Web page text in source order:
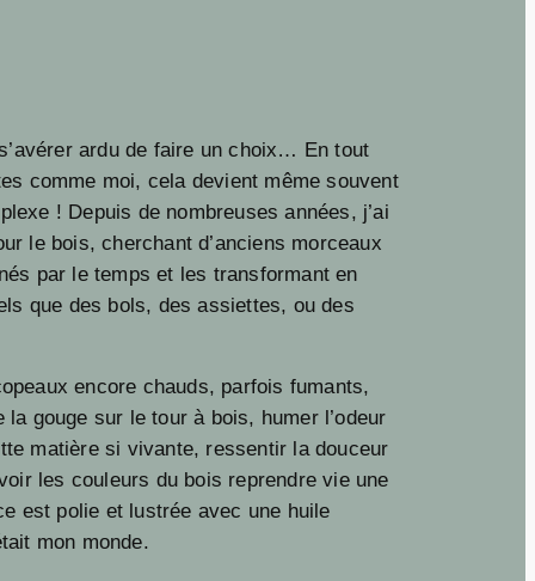
ardu de faire un choix… En tout
comme moi, cela devient même souvent
! Depuis de nombreuses années, j’ai
le bois, cherchant d’anciens morceaux
par le temps et les transformant en
que des bols, des assiettes, ou des
encore chauds, parfois fumants,
la gouge sur le tour à bois, humer l’odeur
matière si vivante, ressentir la douceur
les couleurs du bois reprendre vie une
est polie et lustrée avec une huile
mon monde.